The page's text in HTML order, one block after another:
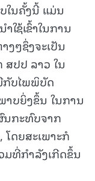
ໃນຄັ້ງນີ້ ແມ່ນ
ໃຊ້ເຂົ້າໃນການ
ໆຊຶ່ງຈະເປັນ
ປປ ລາວ ໃນ
ກັບໄພພິບັດ
າບຍິ່ງຂຶ້ນ ໃນການ
ນກະທົບຈາກ
ດຍສະເພາະກໍ
ທີ່ກໍາລັງເກີດຂຶ້ນ